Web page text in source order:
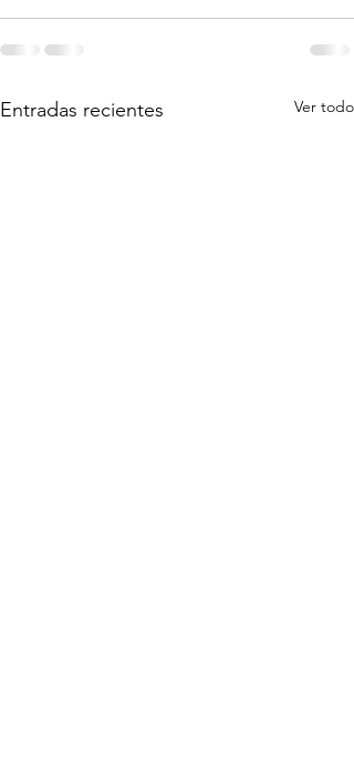
Entradas recientes Ver todo